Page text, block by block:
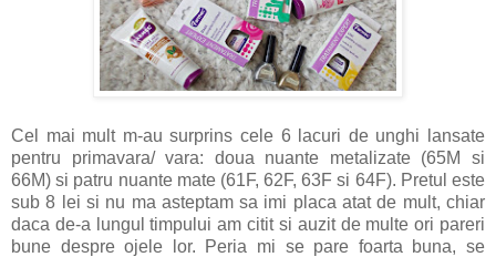
Cel mai mult m-au surprins cele 6 lacuri de unghi lansate
pentru primavara/ vara: doua nuante metalizate (65M si
66M) si patru nuante mate (61F, 62F, 63F si 64F). Pretul este
sub 8 lei si nu ma asteptam sa imi placa atat de mult, chiar
daca de-a lungul timpului am citit si auzit de multe ori pareri
bune despre ojele lor. Peria mi se pare foarta buna, se